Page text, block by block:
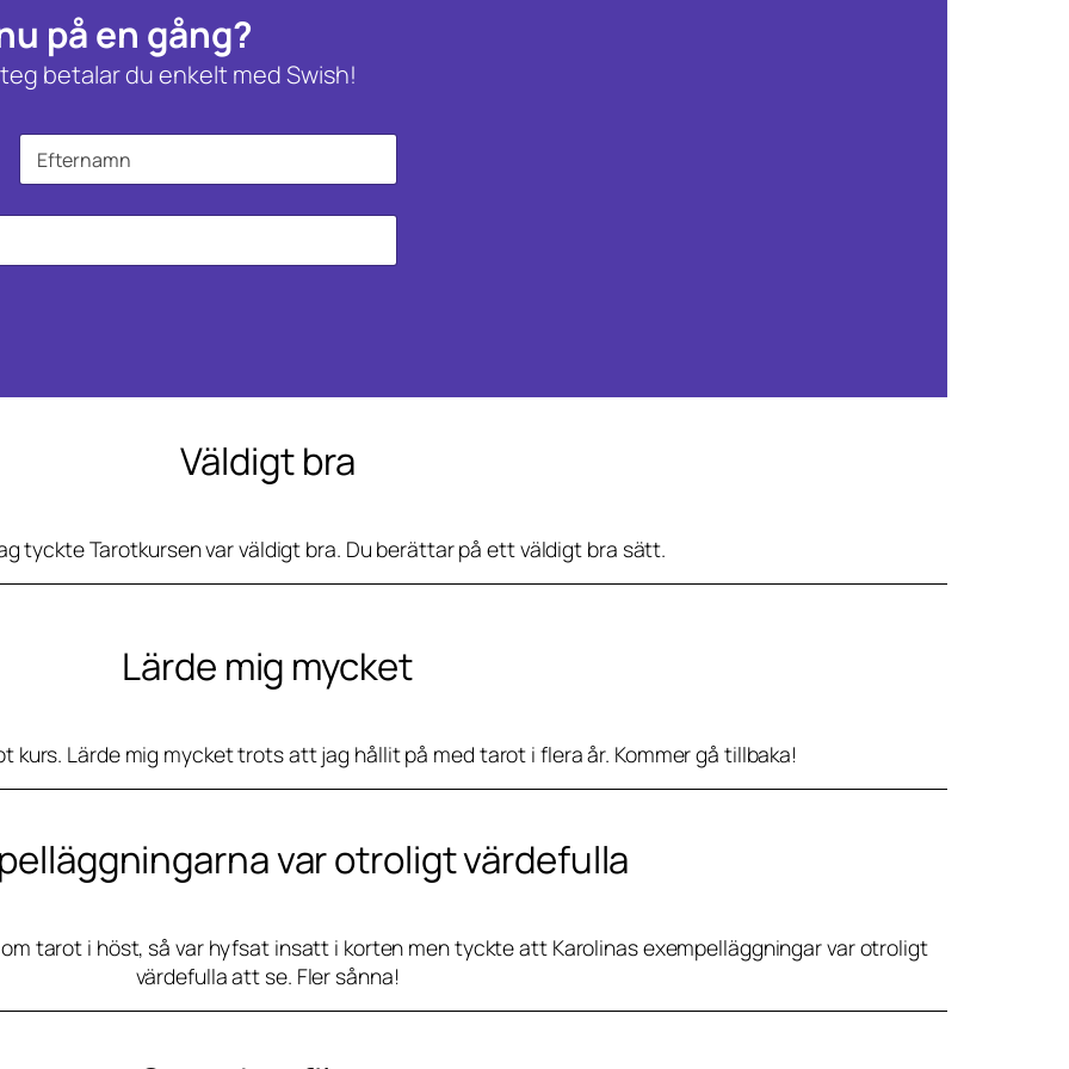
på en gång?
betalar du enkelt med Swish!
Väldigt bra
tyckte Tarotkursen var väldigt bra. Du berättar på ett väldigt bra sätt.
Lärde mig mycket
kurs. Lärde mig mycket trots att jag hållit på med tarot i flera år. Kommer gå tillbaka!
var otroligt värdefulla
tarot i höst, så var hyfsat insatt i korten men tyckte att Karolinas exempelläggningar var otroligt
värdefulla att se. Fler sånna!